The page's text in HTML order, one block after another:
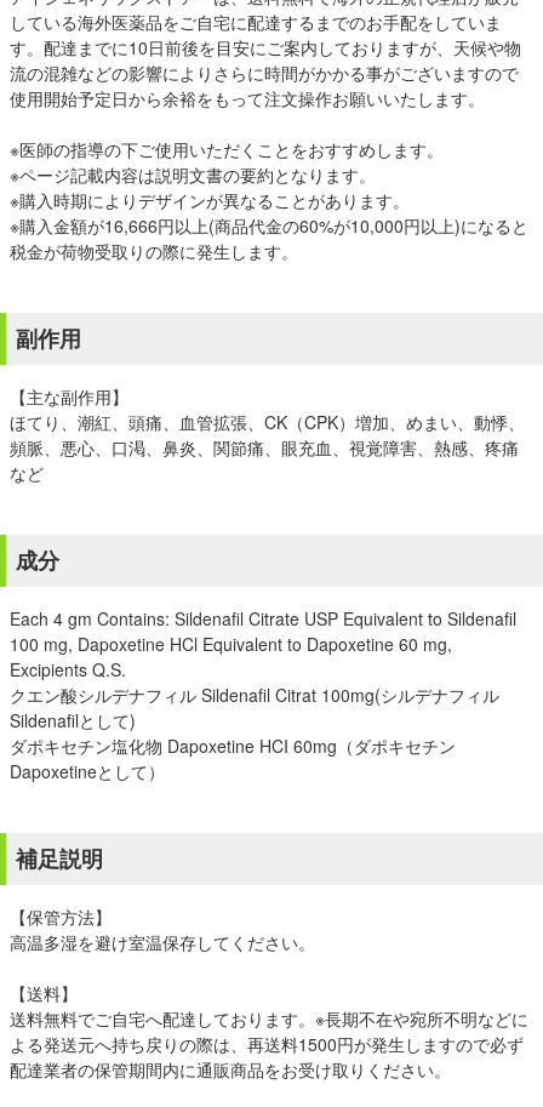
している海外医薬品をご自宅に配達するまでのお手配をしていま
す。配達までに10日前後を目安にご案内しておりますが、天候や物
流の混雑などの影響によりさらに時間がかかる事がございますので
使用開始予定日から余裕をもって注文操作お願いいたします。
※医師の指導の下ご使用いただくことをおすすめします。
※ページ記載内容は説明文書の要約となります。
※購入時期によりデザインが異なることがあります。
※購入金額が16,666円以上(商品代金の60%が10,000円以上)になると
税金が荷物受取りの際に発生します。
副作用
【主な副作用】
ほてり、潮紅、頭痛、血管拡張、CK（CPK）増加、めまい、動悸、
頻脈、悪心、口渇、鼻炎、関節痛、眼充血、視覚障害、熱感、疼痛
など
成分
Each 4 gm Contains: Sildenafil Citrate USP Equivalent to Sildenafil
100 mg, Dapoxetine HCl Equivalent to Dapoxetine 60 mg,
Excipients Q.S.
クエン酸シルデナフィル Sildenafil Citrat 100mg(シルデナフィル
Sildenafilとして)
ダポキセチン塩化物 Dapoxetine HCI 60mg（ダポキセチン
Dapoxetineとして）
補足説明
【保管方法】
高温多湿を避け室温保存してください。
【送料】
送料無料でご自宅へ配達しております。※長期不在や宛所不明などに
よる発送元へ持ち戻りの際は、再送料1500円が発生しますので必ず
配達業者の保管期間内に通販商品をお受け取りください。